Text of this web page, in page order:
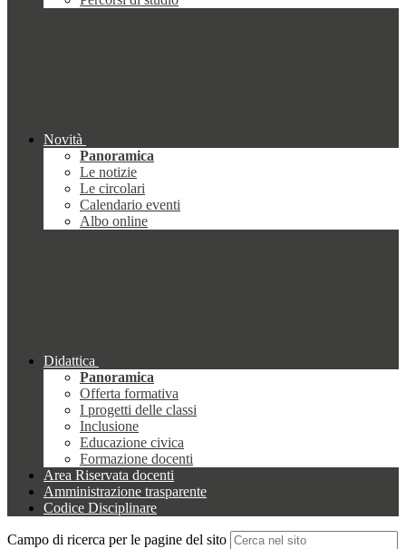
Novità
Panoramica
Le notizie
Le circolari
Calendario eventi
Albo online
Didattica
Panoramica
Offerta formativa
I progetti delle classi
Inclusione
Educazione civica
Formazione docenti
Area Riservata docenti
Amministrazione trasparente
Codice Disciplinare
Campo di ricerca per le pagine del sito